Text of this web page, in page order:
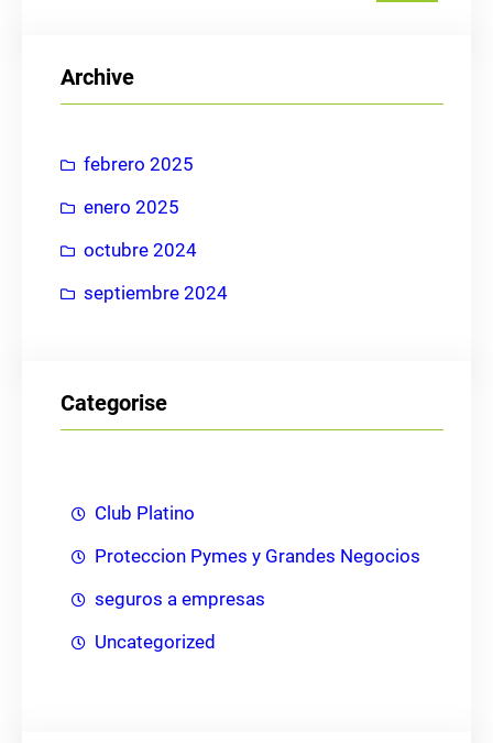
aArchive
febrero 2025
enero 2025
octubre 2024
septiembre 2024
Categorise
Club Platino
Proteccion Pymes y Grandes Negocios
seguros a empresas
Uncategorized